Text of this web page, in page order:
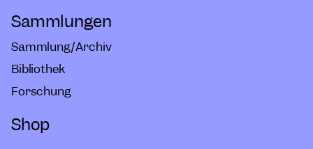
Sammlungen
Sammlung/Archiv
Bibliothek
Forschung
Shop